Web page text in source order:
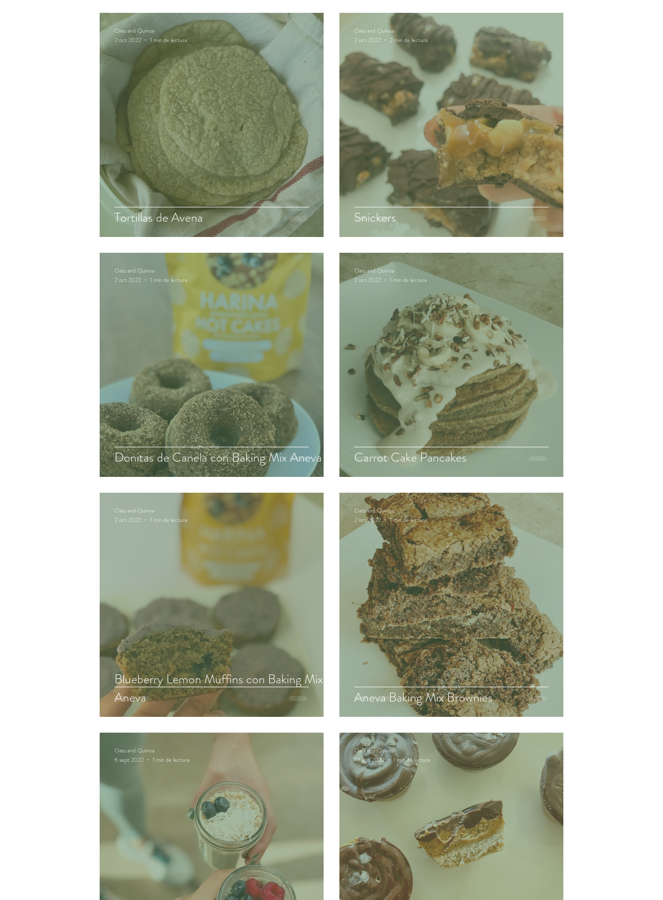
Tortillas de Avena
Oats and Quinoa
2 oct 2022
1 min de lectura
Snickers
Oats and Quinoa
2 oct 2022
2 min de lectura
Donitas de Canela con Baking Mix Aneva
Oats and Quinoa
2 oct 2022
1 min de lectura
Carrot Cake Pancakes
Oats and Quinoa
2 oct 2022
1 min de lectura
Blueberry Lemon Muffins con Baking Mix
Aneva
Oats and Quinoa
2 oct 2022
1 min de lectura
Aneva Baking Mix Brownies
Oats and Quinoa
2 oct 2022
1 min de lectura
Oats and Quinoa
6 sept 2022
1 min de lectura
Oats and Quinoa
10 ago 2022
1 min de lectura